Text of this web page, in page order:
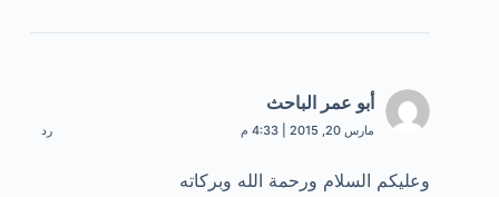
أبو عمر الباحث
مارس 20, 2015 | 4:33 م رد
وعليكم السلام ورحمة الله وبركاته